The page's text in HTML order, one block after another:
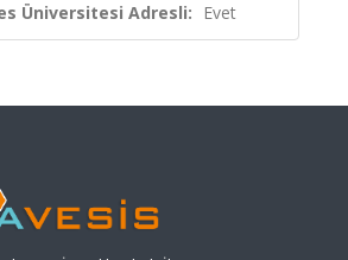
Üniversitesi Adresli: Evet